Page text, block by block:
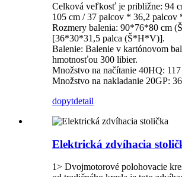
Celková veľkosť je približne: 94
105 cm / 37 palcov * 36,2 palcov
Rozmery balenia: 90*76*80 cm
[36*30*31,5 palca (Š*H*V)].
Balenie: Balenie v kartónovom
hmotnosťou 300 libier.
Množstvo na načítanie 40HQ: 117
Množstvo na nakladanie 20GP:
dopytdetail
Elektrická zdvíhacia
1> Dvojmotorové polohovacie